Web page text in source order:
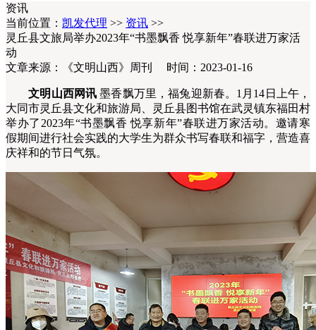
资讯
当前位置： 凯发代理 >> 资讯 >>
灵丘县文旅局举办2023年“书墨飘香 悦享新年”春联进万家活
动
文章来源：《文明山西》周刊 时间：2023-01-16
文明山西网讯 墨香飘万里，福兔迎新春。1月14日上午，
大同市灵丘县文化和旅游局、灵丘县图书馆在武灵镇东福田村
举办了2023年“书墨飘香 悦享新年”春联进万家活动。邀请寒
假期间进行社会实践的大学生为群众书写春联和福字，营造喜
庆祥和的节日气氛。